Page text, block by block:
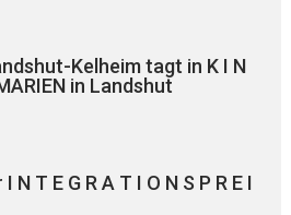
Kelheim tagt in K I N
in Landshut
T E G R A T I O N S P R E I